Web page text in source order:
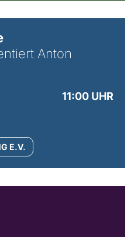
Anton
11:00 UHR
E.V.